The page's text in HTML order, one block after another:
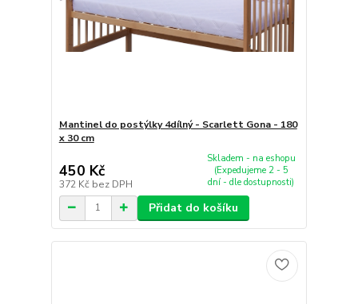
Mantinel do postýlky 4dílný - Scarlett Gona - 180
x 30 cm
450 Kč
372 Kč bez DPH
Skladem - na eshopu
(Expedujeme 2 - 5
dní - dle dostupnosti)
Přidat do košíku